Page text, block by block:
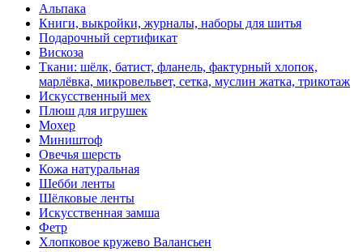
Альпака
Книги, выкройки, журналы, наборы для шитья
Подарочный сертификат
Вискоза
Ткани: шёлк, батист, фланель, фактурный хлопок,
марлёвка, микровельвет, сетка, муслин жатка, трикотаж
Искусственный мех
Плюш для игрушек
Мохер
Миништоф
Овечья шерсть
Кожа натуральная
Шебби ленты
Шёлковые ленты
Искусственная замша
Фетр
Хлопковое кружево Валансьен